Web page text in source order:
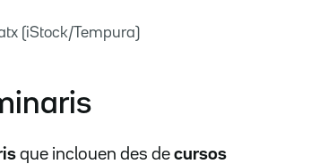
(iStock/Tempura)
que inclouen des de cursos